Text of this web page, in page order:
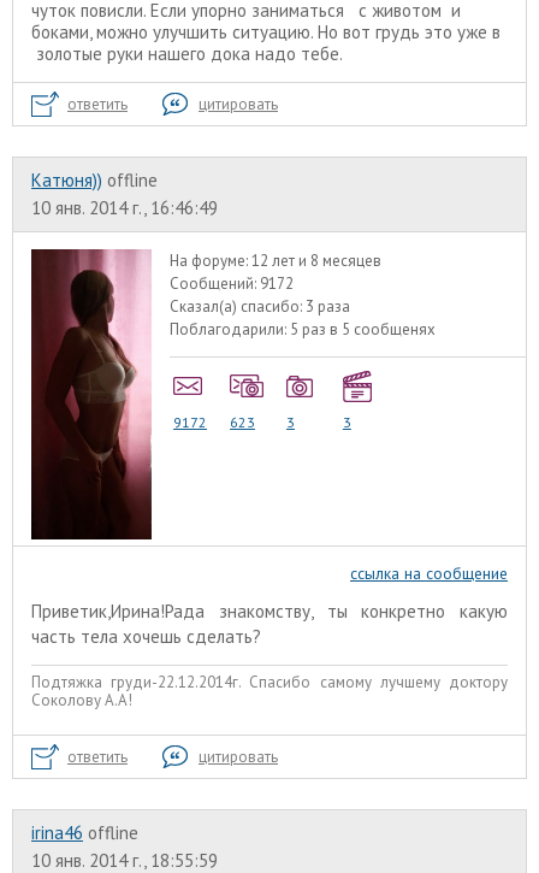
чуток повисли. Если упорно заниматься с животом и
боками, можно улучшить ситуацию. Но вот грудь это уже в
золотые руки нашего дока надо тебе.
ответить цитировать
Катюня)) offline
10 янв. 2014 г., 16:46:49
На форуме:12 лет и 8 месяцев
Сообщений: 9172
Сказал(а) спасибо: 3 раза
Поблагодарили: 5 раз в 5 сообщенях
9172 623 3 3
ссылка на сообщение
Приветик,Ирина!Рада знакомству, ты конкретно какую
часть тела хочешь сделать?
Подтяжка груди-22.12.2014г. Спасибо самому лучшему доктору
Соколову А.А!
ответить цитировать
irina46 offline
10 янв. 2014 г., 18:55:59